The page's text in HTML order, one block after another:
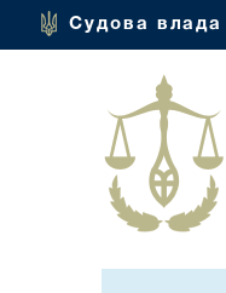
Судова влада